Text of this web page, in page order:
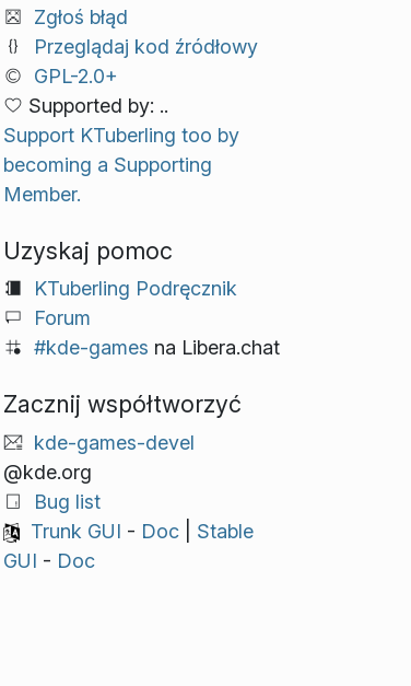
Zgłoś błąd
Przeglądaj kod źródłowy
GPL-2.0+
Supported by: ..
Support KTuberling too by
becoming a Supporting
Member.
Uzyskaj pomoc
KTuberling Podręcznik
Forum
#kde-games na Libera.chat
Zacznij współtworzyć
kde-games-devel
@kde.org
Bug list
Trunk GUI - Doc| Stable
GUI - Doc